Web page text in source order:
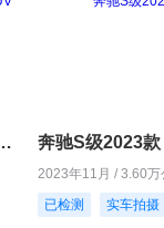
300 4MATIC 轿跑SUV 奔驰S级2023
2023年11月 / 3.60万
已检测
实车拍摄